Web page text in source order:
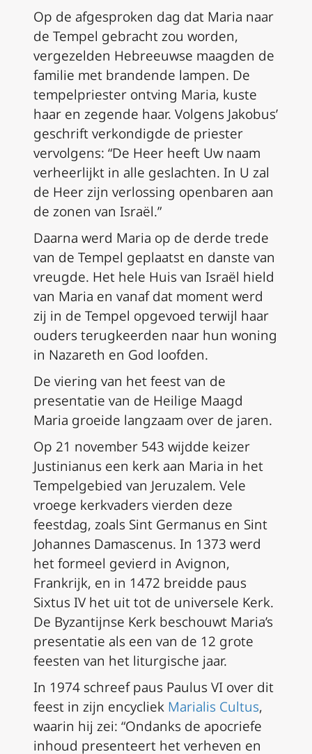
Op de afgesproken dag dat Maria naar
de Tempel gebracht zou worden,
vergezelden Hebreeuwse maagden de
familie met brandende lampen. De
tempelpriester ontving Maria, kuste
haar en zegende haar. Volgens Jakobus’
geschrift verkondigde de priester
vervolgens: “De Heer heeft Uw naam
verheerlijkt in alle geslachten. In U zal
de Heer zijn verlossing openbaren aan
de zonen van Israël.”
Daarna werd Maria op de derde trede
van de Tempel geplaatst en danste van
vreugde. Het hele Huis van Israël hield
van Maria en vanaf dat moment werd
zij in de Tempel opgevoed terwijl haar
ouders terugkeerden naar hun woning
in Nazareth en God loofden.
De viering van het feest van de
presentatie van de Heilige Maagd
Maria groeide langzaam over de jaren.
Op 21 november 543 wijdde keizer
Justinianus een kerk aan Maria in het
Tempelgebied van Jeruzalem. Vele
vroege kerkvaders vierden deze
feestdag, zoals Sint Germanus en Sint
Johannes Damascenus. In 1373 werd
het formeel gevierd in Avignon,
Frankrijk, en in 1472 breidde paus
Sixtus IV het uit tot de universele Kerk.
De Byzantijnse Kerk beschouwt Maria’s
presentatie als een van de 12 grote
feesten van het liturgische jaar.
In 1974 schreef paus Paulus VI over dit
feest in zijn encycliek Marialis Cultus,
waarin hij zei: “Ondanks de apocriefe
inhoud presenteert het verheven en